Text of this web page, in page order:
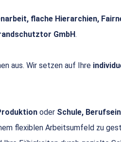
flache Hierarchien,
GmbH.
aus. Wir setzen auf Ihre
oder Schule,
flexiblen Arbeitsumfeld zu